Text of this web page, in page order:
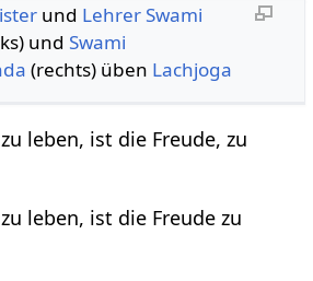
und Lehrer Swami
und Swami
(rechts) üben Lachjoga
leben, ist die Freude, zu
leben, ist die Freude zu